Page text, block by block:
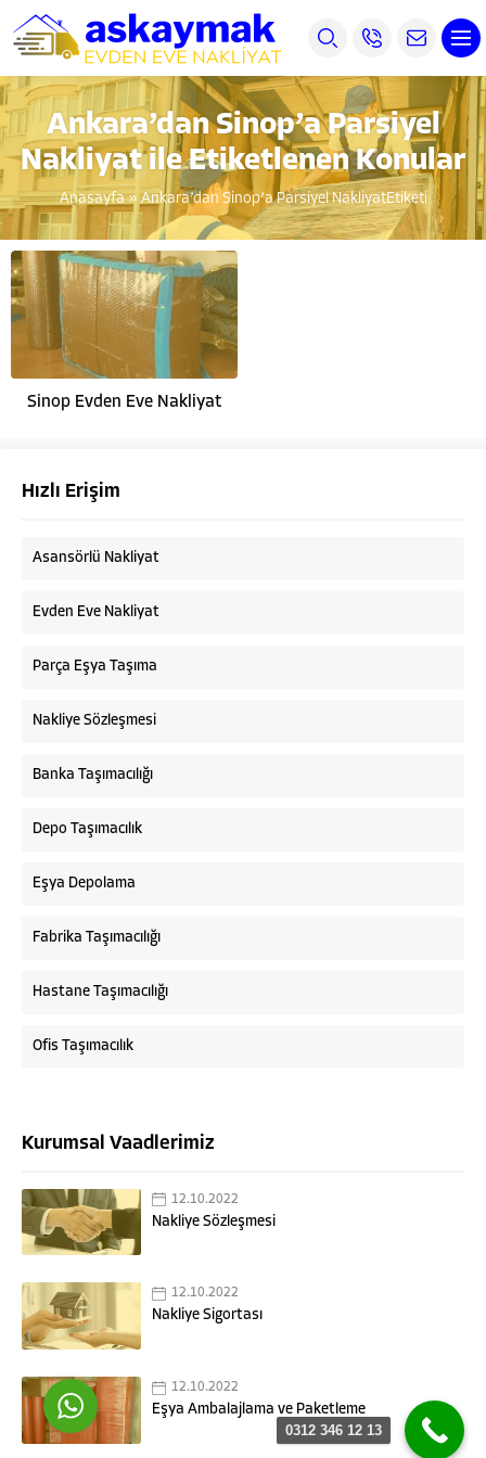
Ankara’dan Sinop’a Parsiyel
Nakliyat ile Etiketlenen Konular
Anasayfa»Ankara’dan Sinop’a Parsiyel NakliyatEtiketi
Sinop Evden Eve Nakliyat
Hızlı Erişim
Asansörlü Nakliyat
Evden Eve Nakliyat
Parça Eşya Taşıma
Nakliye Sözleşmesi
Banka Taşımacılığı
Depo Taşımacılık
Eşya Depolama
Fabrika Taşımacılığı
Hastane Taşımacılığı
Ofis Taşımacılık
Kurumsal Vaadlerimiz
12.10.2022
Nakliye Sözleşmesi
12.10.2022
Nakliye Sigortası
12.10.2022
Eşya Ambalajlama ve Paketleme
Cevap Yaz
0312 346 12 13